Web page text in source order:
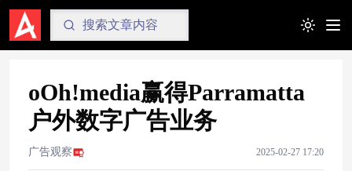
Toggle
oOh!media赢得Parramatta
户外数字广告业务
广告观察 2025-02-27 17:20